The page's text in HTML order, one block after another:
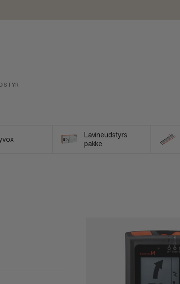
Lavineudstyrs
pakke